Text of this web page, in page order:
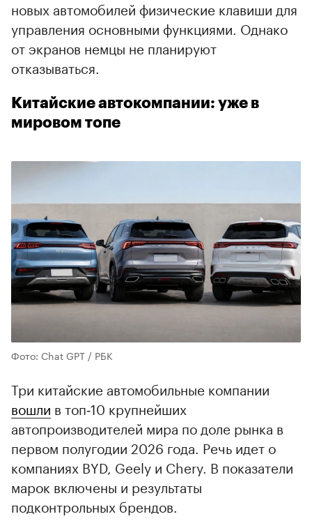
новых автомобилей физические клавиши для
управления основными функциями. Однако
от экранов немцы не планируют
отказываться.
Китайские автокомпании: уже в
мировом топе
Фото: Chat GPT / РБК
Три китайские автомобильные компании
вошли в топ‑10 крупнейших
автопроизводителей мира по доле рынка в
первом полугодии 2026 года. Речь идет о
компаниях BYD, Geely и Chery. В показатели
марок включены и результаты
подконтрольных брендов.